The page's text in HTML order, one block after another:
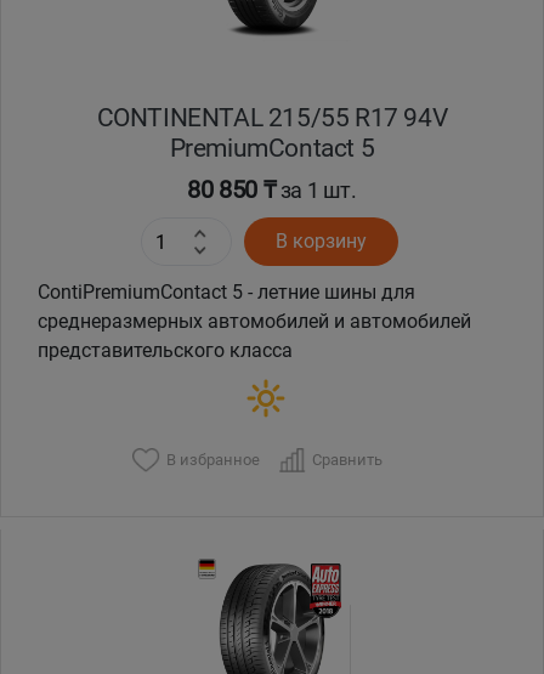
CONTINENTAL 215/55 R17 94V
PremiumContact 5
80 850 ₸за 1 шт.
В корзину
ContiPremiumContact 5 - летние шины для
среднеразмерных автомобилей и автомобилей
представительского класса
В избранное Сравнить